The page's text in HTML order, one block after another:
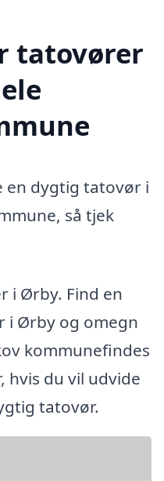
tatovører
en dygtig tatovør i
så tjek
i Ørby. Find en
i Ørby og omegn
kommunefindes
du vil udvide
tatovør.